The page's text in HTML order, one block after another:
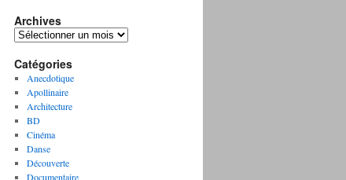
Archives
A
c
h
i
v
e
s
Catégories
Anecdotique
Apollinaire
Architecture
BD
Cinéma
Danse
Découverte
Documentaire